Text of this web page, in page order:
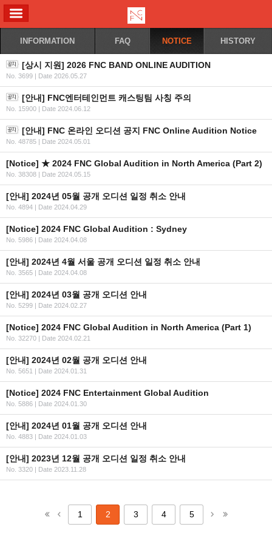
INFORMATION FAQ NOTICE HISTORY
[상시 지원] 2026 FNC BAND ONLINE AUDITION
No. 3699 | Date 2026.05.27
[안내] FNC엔터테인먼트 캐스팅팀 사칭 주의
No. 15900 | Date 2024.06.12
[안내] FNC 온라인 오디션 공지 FNC Online Audition Notice
No. 48785 | Date 2024.05.01
[Notice] ★ 2024 FNC Global Audition in North America (Part 2)
No. 38308 | Date 2024.05.15
[안내] 2024년 05월 공개 오디션 일정 취소 안내
No. 4894 | Date 2024.04.29
[Notice] 2024 FNC Global Audition : Sydney
No. 5986 | Date 2024.04.08
[안내] 2024년 4월 서울 공개 오디션 일정 취소 안내
No. 3565 | Date 2024.04.08
[안내] 2024년 03월 공개 오디션 안내 ⠀
No. 5299 | Date 2024.02.27
[Notice] 2024 FNC Global Audition in North America (Part 1)
No. 32270 | Date 2024.02.21
[안내] 2024년 02월 공개 오디션 안내 ⠀
No. 5651 | Date 2024.01.31
[Notice] 2024 FNC Entertainment Global Audition
No. 5886 | Date 2024.01.30
[안내] 2024년 01월 공개 오디션 안내 ⠀
No. 4883 | Date 2024.01.03
[안내] 2023년 12월 공개 오디션 일정 취소 안내
No. 3320 | Date 2023.11.28
1 2 3 4 5